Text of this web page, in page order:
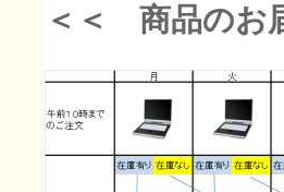
＜＜ 商品のお